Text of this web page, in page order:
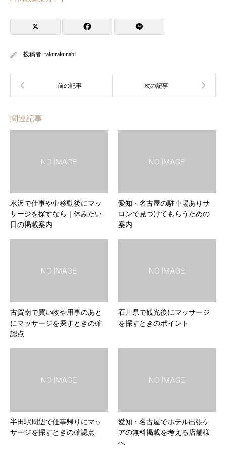
投稿者: rakurakunabi
関連記事
水沢で仕事や車移動後にマッ
サージを探すなら｜休みたい
日の掲載案内
愛知・名古屋の駐車場ありサ
ロンで見つけてもらうための
案内
古賀南で買い物や用事のあと
にマッサージを探すときの確
認点
石川県で観光後にマッサージ
を探すときのポイント
半田駅周辺で仕事帰りにマッ
サージを探すときの確認点
愛知・名古屋でホテル出張ケ
アの無料掲載を考える店舗様
へ